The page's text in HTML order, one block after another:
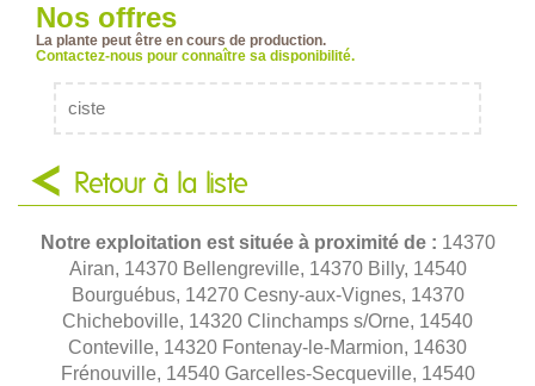
Nos offres
La plante peut être en cours de production.
Contactez-nous pour connaître sa disponibilité.
ciste
Retour à la liste
Notre exploitation est située à proximité de : 14370
Airan, 14370 Bellengreville, 14370 Billy, 14540
Bourguébus, 14270 Cesny-aux-Vignes, 14370
Chicheboville, 14320 Clinchamps s/Orne, 14540
Conteville, 14320 Fontenay-le-Marmion, 14630
Frénouville, 14540 Garcelles-Secqueville, 14540